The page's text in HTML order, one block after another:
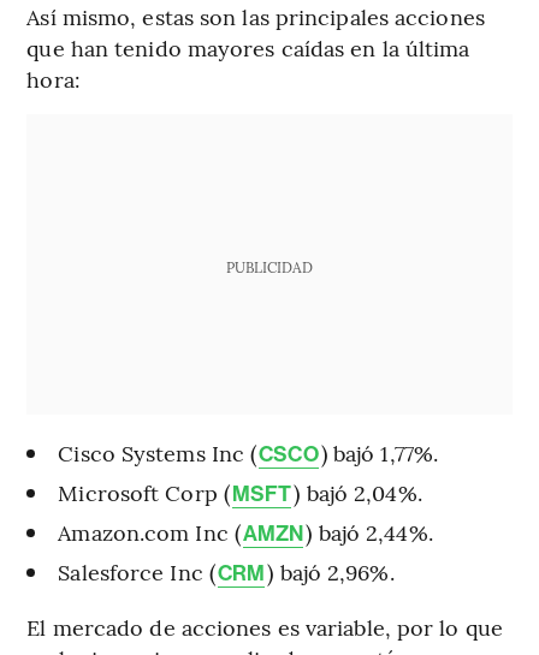
Así mismo, estas son las principales acciones
que han tenido mayores caídas en la última
hora:
PUBLICIDAD
Cisco Systems Inc (CSCO) bajó 1,77%.
Microsoft Corp (MSFT) bajó 2,04%.
Amazon.com Inc (AMZN) bajó 2,44%.
Salesforce Inc (CRM) bajó 2,96%.
El mercado de acciones es variable, por lo que